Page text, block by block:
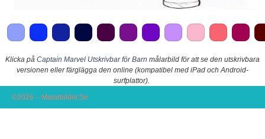
Klicka på Captain Marvel Utskrivbar för Barn målarbild för att se den utskrivbara
versionen eller färglägga den online (kompatibel med iPad och Android-
surfplattor).
©2026 – Malarbilder.Se